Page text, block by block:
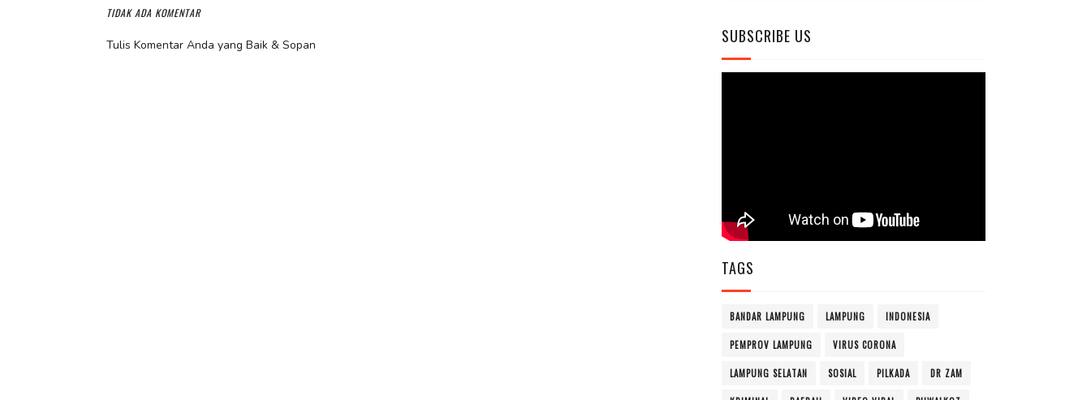
TIDAK ADA KOMENTAR
Tulis Komentar Anda yang Baik & Sopan SUBSCRIBE US
TAGS
BANDAR LAMPUNG LAMPUNG INDONESIA
PEMPROV LAMPUNG VIRUS CORONA
LAMPUNG SELATAN SOSIAL PILKADA DR ZAM